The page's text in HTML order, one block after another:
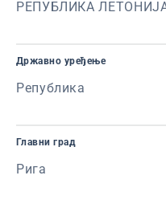
РЕПУБЛИКА
Државно уређење
Република
Главни град
Рига